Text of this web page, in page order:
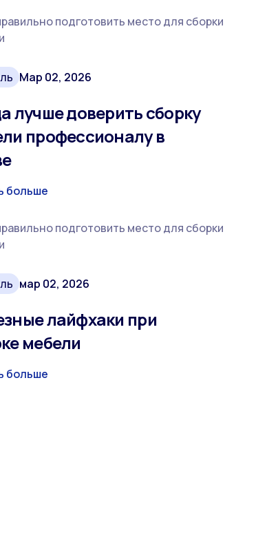
Мар 02, 2026
лучше доверить сборку
профессионалу в
больше
мар 02, 2026
лайфхаки при
мебели
больше